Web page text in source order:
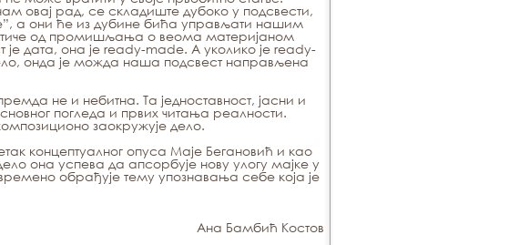
овај рад, се складиште дубоко у подсвести,
а они ће из дубине бића управљати нашим
од промишљања о веома материјаном
дата, она је ready-made. А уколико је ready-
онда је можда наша подсвест направљена
не и небитна. Та једноставност, јасни и
погледа и првих читања реалности.
заокружује дело.
концептуалног опуса Маје Бегановић и као
она успева да апсорбује нову улогу мајке у
обрађује тему упознавања себе која је
Ана Бамбић Костов